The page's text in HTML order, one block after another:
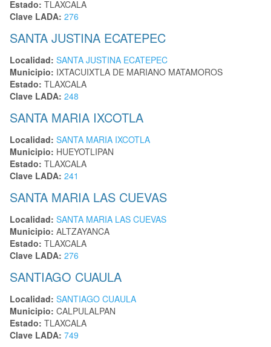
Estado: TLAXCALA
Clave LADA: 276
SANTA JUSTINA ECATEPEC
Localidad: SANTA JUSTINA ECATEPEC
Municipio: IXTACUIXTLA DE MARIANO MATAMOROS
Estado: TLAXCALA
Clave LADA: 248
SANTA MARIA IXCOTLA
Localidad: SANTA MARIA IXCOTLA
Municipio: HUEYOTLIPAN
Estado: TLAXCALA
Clave LADA: 241
SANTA MARIA LAS CUEVAS
Localidad: SANTA MARIA LAS CUEVAS
Municipio: ALTZAYANCA
Estado: TLAXCALA
Clave LADA: 276
SANTIAGO CUAULA
Localidad: SANTIAGO CUAULA
Municipio: CALPULALPAN
Estado: TLAXCALA
Clave LADA: 749